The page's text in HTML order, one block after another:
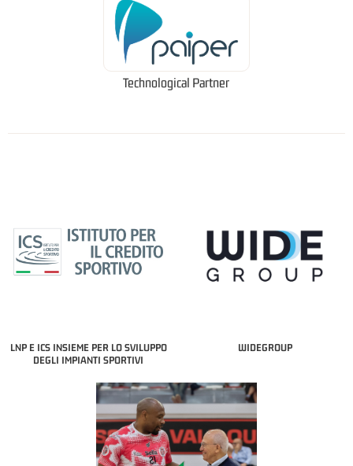
Technological Partner
LNP E ICS INSIEME PER LO SVILUPPO
DEGLI IMPIANTI SPORTIVI
WIDEGROUP